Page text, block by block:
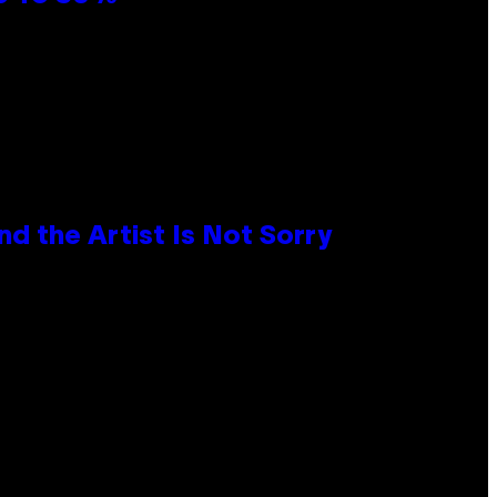
the Artist Is Not Sorry